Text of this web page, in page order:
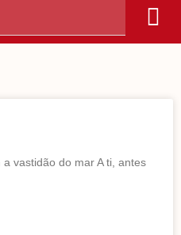
vastidão do mar A ti, antes